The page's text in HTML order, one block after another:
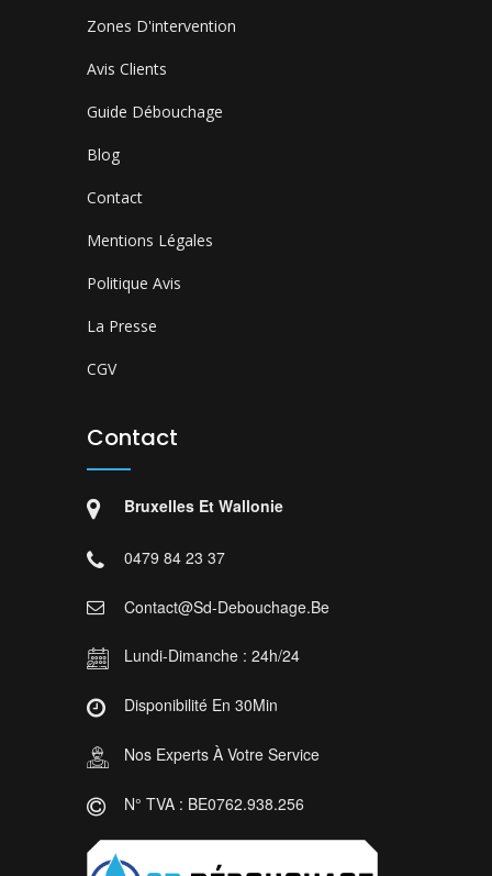
Zones D'intervention
Avis Clients
Guide Débouchage
Blog
Contact
Mentions Légales
Politique Avis
La Presse
CGV
Contact
Bruxelles Et Wallonie
0479 84 23 37
Contact@sd-Debouchage.be
Lundi-Dimanche : 24h/24
Disponibilité En 30Min
Nos Experts À Votre Service
N° TVA : BE0762.938.256